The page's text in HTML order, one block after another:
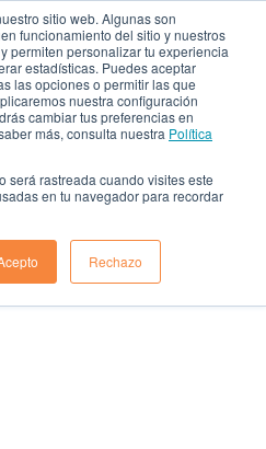
sitio web. Algunas son
funcionamiento del sitio y nuestros
permiten personalizar tu experiencia
estadísticas. Puedes aceptar
las opciones o permitir las que
nuestra configuración
cambiar tus preferencias en
más, consulta nuestra Política
será rastreada cuando visites este
en tu navegador para recordar
Rechazo
de datos